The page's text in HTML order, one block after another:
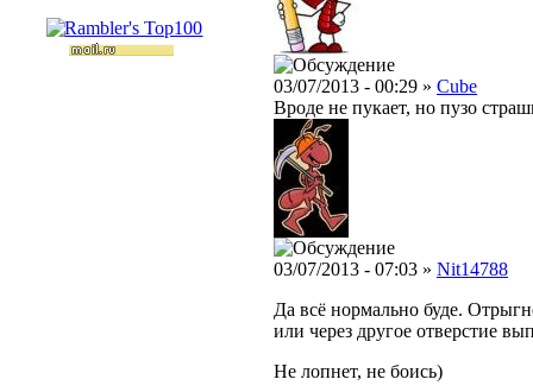
03/07/2013 - 00:29 » Cube
Вроде не пукает, но пузо
03/07/2013 - 07:03 » Nit14788
Да всё нормально буде.
или через другое отверстие
Не лопнет, не боись)